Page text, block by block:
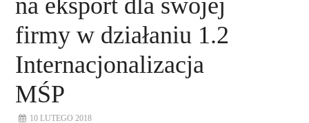
firmy w działaniu 1.2
Internacjonalizacja
MŚP
10 LUTEGO 2018